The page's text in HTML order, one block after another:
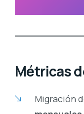
Métricas
Migración